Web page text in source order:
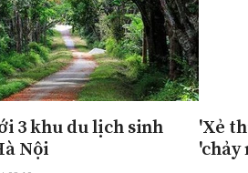
3 khu du lịch sinh
Nội
'Xẻ
'chảy